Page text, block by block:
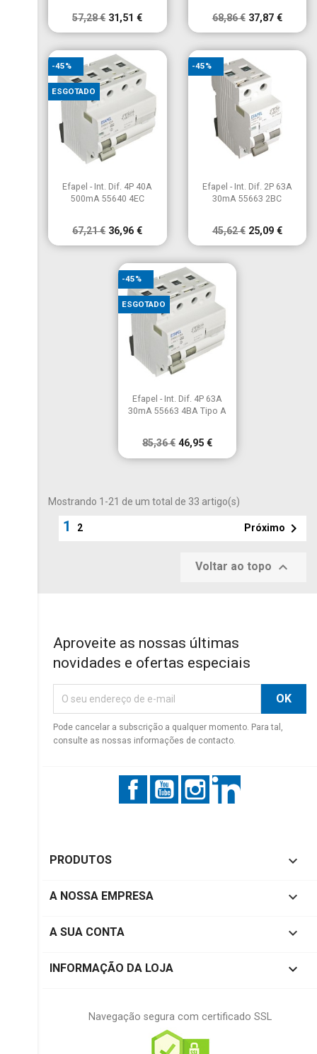
57,28 € 31,51 € 68,86 € 37,87 €
 Vista rápida
Efapel - Int. Dif. 4P 40A
500mA 55640 4EC
67,21 € 36,96 €
-45%
ESGOTADO
 Vista rápida
Efapel - Int. Dif. 2P 63A
30mA 55663 2BC
45,62 € 25,09 €
-45%
 Vista rápida
Efapel - Int. Dif. 4P 63A
30mA 55663 4BA Tipo A
85,36 € 46,95 €
-45%
ESGOTADO
Mostrando 1-21 de um total de 33 artigo(s)
1 2 Próximo 
Voltar ao topo 
Aproveite as nossas últimas
novidades e ofertas especiais
Pode cancelar a subscrição a qualquer momento. Para tal,
consulte as nossas informações de contacto.
FacebookYouTubeInstagram
PRODUTOS 
A NOSSA EMPRESA 
A SUA CONTA 
INFORMAÇÃO DA LOJA keyboard_arrow_down
Navegação segura com certificado SSL